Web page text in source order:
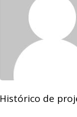
Histórico de